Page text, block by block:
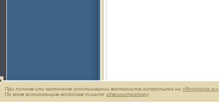
При полном или частичном использовании материалов гиперссылка на «Reshetoria.ru»
По всем возникающим вопросам пишите администратору.